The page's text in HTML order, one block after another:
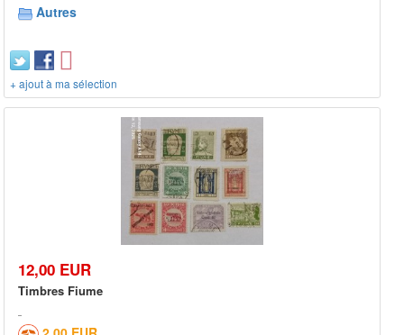
Autres
+ ajout à ma sélection
12,00 EUR
Timbres Fiume